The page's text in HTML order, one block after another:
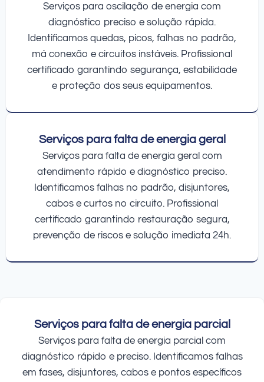
Serviços para oscilação de energia com
diagnóstico preciso e solução rápida.
Identificamos quedas, picos, falhas no padrão,
má conexão e circuitos instáveis. Profissional
certificado garantindo segurança, estabilidade
e proteção dos seus equipamentos.
Serviços para falta de energia geral
Serviços para falta de energia geral com
atendimento rápido e diagnóstico preciso.
Identificamos falhas no padrão, disjuntores,
cabos e curtos no circuito. Profissional
certificado garantindo restauração segura,
prevenção de riscos e solução imediata 24h.
Serviços para falta de energia parcial
Serviços para falta de energia parcial com
diagnóstico rápido e preciso. Identificamos falhas
em fases, disjuntores, cabos e pontos específicos